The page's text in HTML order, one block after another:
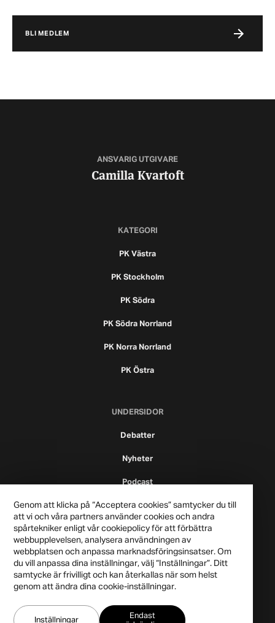
BLI MEDLEM
ANSVARIG UTGIVARE
Camilla Kvartoft
KATEGORI
PK Västra
PK Stockholm
PK Södra
PK Södra Norrland
PK Norra Norrland
PK Östra
UNDERSIDOR
Debatter
Nyheter
Podcast
Integritetspolicy
Genom att klicka på “Acceptera cookies” samtycker du till
att vi och våra partners använder cookies och andra
spårtekniker enligt vår cookiepolicy för att förbättra
webbupplevelsen, analysera användningen av
webbplatsen och anpassa marknadsföringsinsatser. Om
du vill anpassa dina inställningar, välj “Inställningar”. Ditt
samtycke är frivilligt och kan återkallas när som helst
genom att ändra dina cookie-inställningar.
Inställningar
Endast